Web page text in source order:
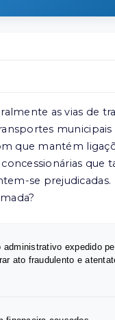
as vias de
que mantém
se prejudicadas.
expedido
ato fraudulento e